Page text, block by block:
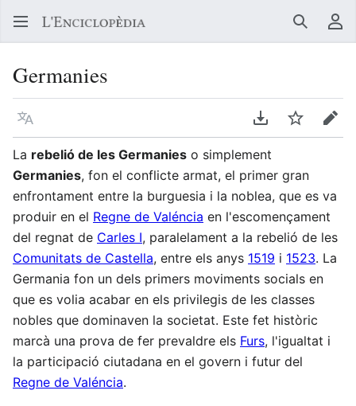
Buscar
Germanies
Llegir en un atre idioma Descarregar en
Vigilar
La rebelió de les Germanies o simplement
Germanies, fon el conflicte armat, el primer gran
enfrontament entre la burguesia i la noblea, que es va
produir en el Regne de Valéncia en l'escomençament
del regnat de Carles I, paralelament a la rebelió de les
Comunitats de Castella, entre els anys 1519 i 1523. La
Germania fon un dels primers moviments socials en
que es volia acabar en els privilegis de les classes
nobles que dominaven la societat. Este fet històric
marcà una prova de fer prevaldre els Furs, l'igualtat i
la participació ciutadana en el govern i futur del
Regne de Valéncia.